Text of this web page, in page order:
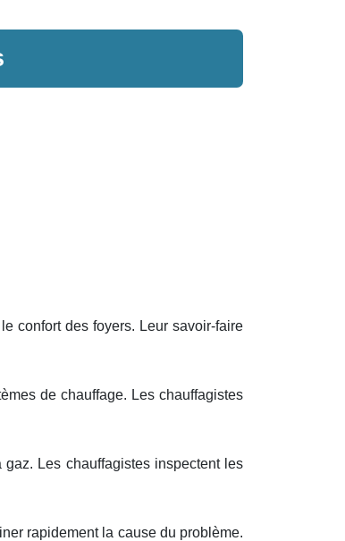
confort des foyers. Leur savoir-faire
de chauffage. Les chauffagistes
Les chauffagistes inspectent les
rapidement la cause du problème.